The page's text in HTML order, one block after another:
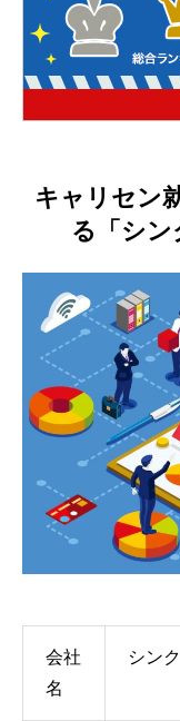
キャリセン
る「シ
会社
名
シン